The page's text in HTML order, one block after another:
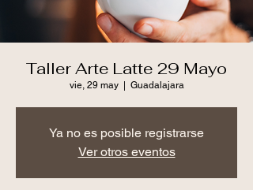
Taller Arte Latte 29 Mayo
vie, 29 may
  |
Guadalajara
Ya no es posible registrarse
Ver otros eventos